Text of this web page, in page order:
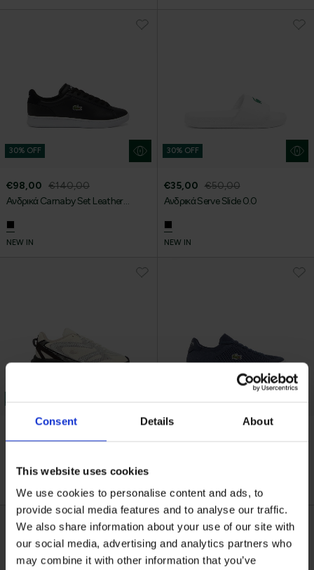
Consent Details About
This website uses cookies
We use cookies to personalise content and ads, to
provide social media features and to analyse our traffic.
We also share information about your use of our site with
our social media, advertising and analytics partners who
may combine it with other information that you’ve
30% OFF
€98,00 €140,00
Ανδρικά Carnaby Set Leather
NEW IN
30% OFF
€35,00 €50,00
Ανδρικά Serve Slide 0.0
NEW IN
NEW IN NEW IN
Εγγραφείτε στο newsletter μας και αποκτήστε
Email
Ενδιαφέρομαι για: